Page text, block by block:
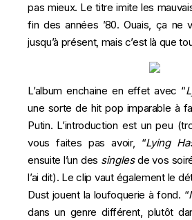
pas mieux. Le titre imite les
fin des années ’80. Ouais, ça ne
jusqu’à présent, mais c’est là que
L’album enchaine en effet avec “
une sorte de hit pop imparable à
Putin. L’introduction est un peu
vous faites pas avoir, “Lying
ensuite l’un des singlesde vos
l’ai dit). Le clip vaut également le
Dust jouent la loufoquerie à fond. “
dans un genre différent, plutôt